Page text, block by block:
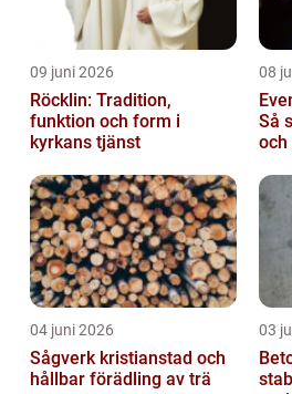
09 juni 2026
Röcklin: Tradition,
funktion och form i
kyrkans tjänst
08
Så
och
04 juni 2026
Sågverk kristianstad och
hållbar förädling av trä
03